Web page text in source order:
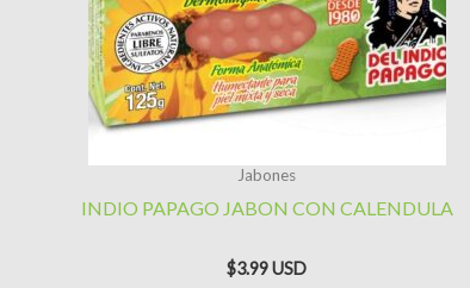
Jabones
INDIO PAPAGO JABON CON CALENDULA
$3.99